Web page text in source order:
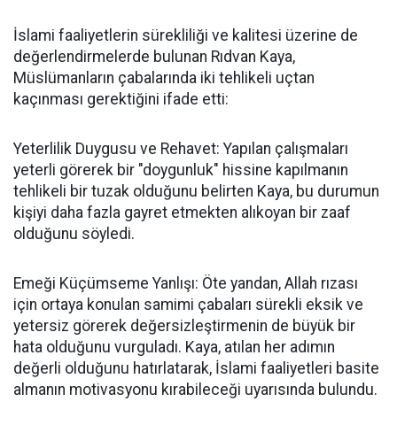
İslami faaliyetlerin sürekliliği ve kalitesi üzerine de
değerlendirmelerde bulunan Rıdvan Kaya,
Müslümanların çabalarında iki tehlikeli uçtan
kaçınması gerektiğini ifade etti:
Yeterlilik Duygusu ve Rehavet: Yapılan çalışmaları
yeterli görerek bir "doygunluk" hissine kapılmanın
tehlikeli bir tuzak olduğunu belirten Kaya, bu durumun
kişiyi daha fazla gayret etmekten alıkoyan bir zaaf
olduğunu söyledi.
Emeği Küçümseme Yanlışı: Öte yandan, Allah rızası
için ortaya konulan samimi çabaları sürekli eksik ve
yetersiz görerek değersizleştirmenin de büyük bir
hata olduğunu vurguladı. Kaya, atılan her adımın
değerli olduğunu hatırlatarak, İslami faaliyetleri basite
almanın motivasyonu kırabileceği uyarısında bulundu.